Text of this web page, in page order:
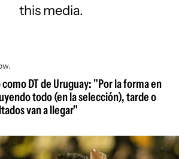
this media.
DT de Uruguay: "Por la forma en
todo (en la selección), tarde o
van a llegar"